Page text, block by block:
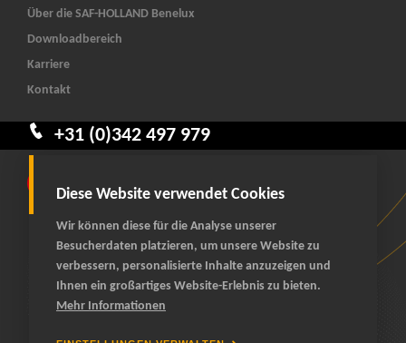
Diese Website verwendet Cookies
Wir können diese für die Analyse unserer
Besucherdaten platzieren, um unsere Website zu
verbessern, personalisierte Inhalte anzuzeigen und
Ihnen ein großartiges Website-Erlebnis zu bieten.
Mehr Informationen
+31 (0)342 497 979
Über die SAF-HOLLAND Benelux
Downloadbereich
Karriere
Kontakt
© 2026 SAF-HOLLAND Benelux
alle rechte vorbehalten